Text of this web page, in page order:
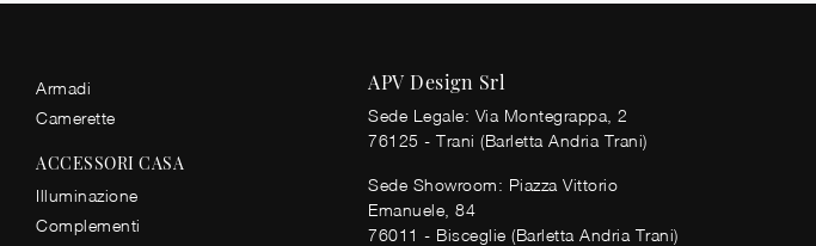
Armadi
Camerette
ACCESSORI CASA
Illuminazione
Complementi
APV Design Srl
Sede Legale: Via Montegrappa, 2
76125 - Trani (Barletta Andria Trani)
Sede Showroom: Piazza Vittorio
Emanuele, 84
76011 - Bisceglie (Barletta Andria Trani)